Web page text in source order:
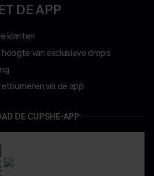
DE APP
klanten
van exclusieve drops
via de app
DE CUPSHE-APP